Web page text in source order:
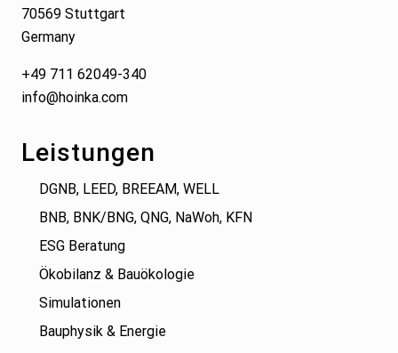
70569 Stuttgart
Germany
+49 711 62049-340
info@hoinka.com
Leistungen
DGNB, LEED, BREEAM, WELL
BNB, BNK/BNG, QNG, NaWoh, KFN
ESG Beratung
Ökobilanz & Bauökologie
Simulationen
Bauphysik & Energie